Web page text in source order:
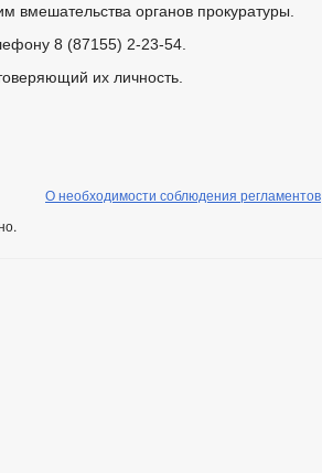
вмешательства органов прокуратуры.
8 (87155) 2-23-54.
их личность.
О необходимости соблюдения регламентов